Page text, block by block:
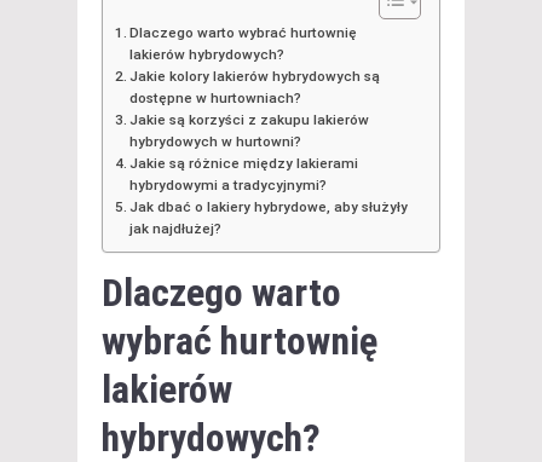
Dlaczego warto wybrać hurtownię
lakierów hybrydowych?
Jakie kolory lakierów hybrydowych są
dostępne w hurtowniach?
Jakie są korzyści z zakupu lakierów
hybrydowych w hurtowni?
Jakie są różnice między lakierami
hybrydowymi a tradycyjnymi?
Jak dbać o lakiery hybrydowe, aby służyły
jak najdłużej?
Dlaczego warto
wybrać hurtownię
lakierów
hybrydowych?